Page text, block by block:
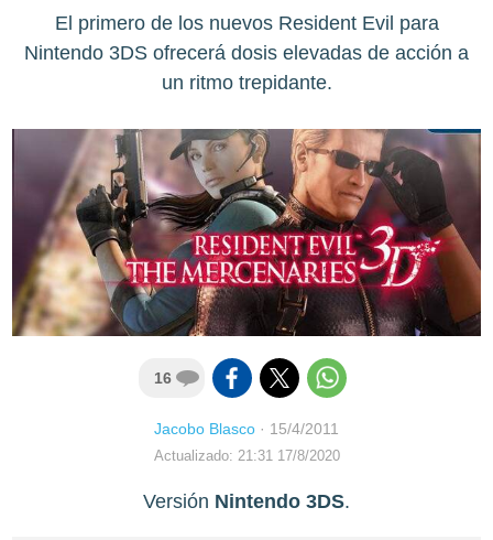
El primero de los nuevos Resident Evil para
Nintendo 3DS ofrecerá dosis elevadas de acción a
un ritmo trepidante.
16
Jacobo Blasco · 15/4/2011
Actualizado: 21:31 17/8/2020
Versión Nintendo 3DS.